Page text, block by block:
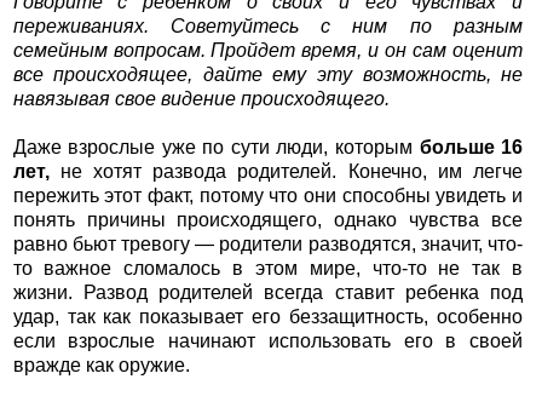
переживаниях. Советуйтесь с ним по разным
семейным вопросам. Пройдет время, и он сам оценит
все происходящее, дайте ему эту возможность, не
навязывая свое видение происходящего.
Даже взрослые уже по сути люди, которым больше 16
лет,не хотят развода родителей. Конечно, им легче
пережить этот факт, потому что они способны увидеть и
понять причины происходящего, однако чувства все
равно бьют тревогу — родители разводятся, значит, что-
то важное сломалось в этом мире, что-то не так в
жизни. Развод родителей всегда ставит ребенка под
удар, так как показывает его беззащитность, особенно
если взрослые начинают использовать его в своей
вражде как оружие.